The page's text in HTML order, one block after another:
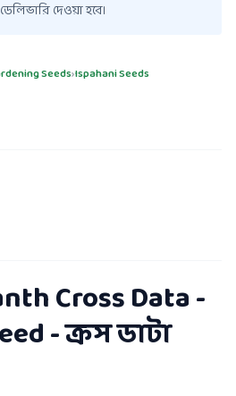
দেওয়া হবে।
Seeds›Ispahani Seeds
Cross Data -
- ক্রস ডাটা